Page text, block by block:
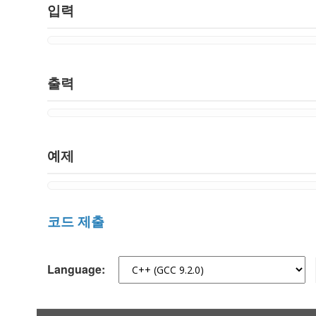
입력
출력
예제
코드 제출
Language: